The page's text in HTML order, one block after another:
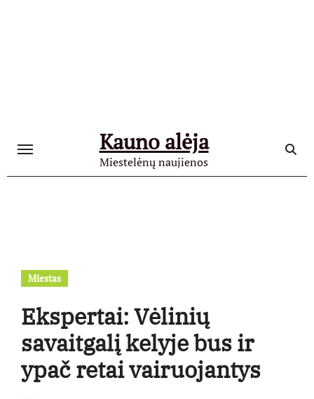
Kauno alėja
Miestelėnų naujienos
Miestas
Ekspertai: Vėlinių
savaitgalį kelyje bus ir
ypač retai vairuojantys